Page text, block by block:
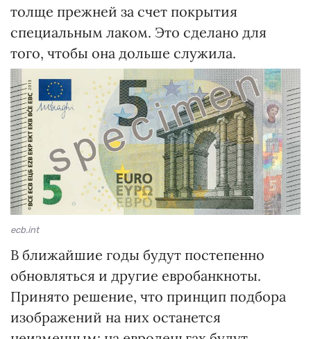
толще прежней за счет покрытия
специальным лаком. Это сделано для
того, чтобы она дольше служила.
ecb.int
В ближайшие годы будут постепенно
обновляться и другие евробанкноты.
Принято решение, что принцип подбора
изображений на них останется